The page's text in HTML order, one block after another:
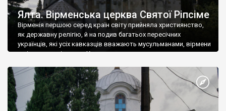
Ялта. Вірменська церква Святої Ріпсіме
Вірменія першою серед країн світу прийняла християнство,
як державну релігію, й на подив багатьох пересічних
українців, які усіх кавказців вважають мусульманами, вірмени
є відданими вірянами Христа